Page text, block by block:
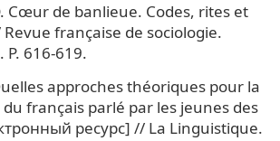
Cœur de banlieue. Codes, rites et
française de sociologie.
P. 616-619.
approches théoriques pour la
français parlé par les jeunes des
ресурс] // La Linguistique.